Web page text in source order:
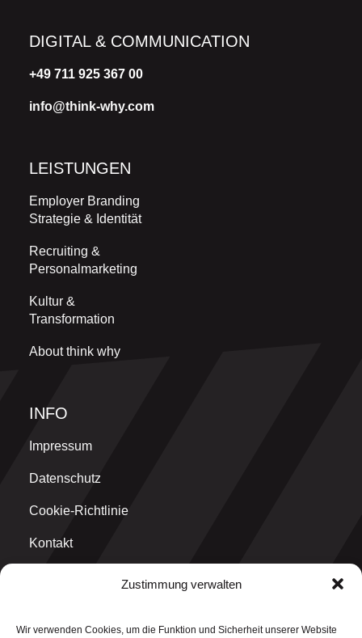
Zustimmung verwalten
Wir verwenden Cookies, um die Funktion und Sicherheit unserer Website
DIGITAL & COMMUNICATION
+49 711 925 367 00
info@think-why.com
LEISTUNGEN
Employer Branding
Strategie & Identität
Recruiting &
Personalmarketing
Kultur &
Transformation
About think why
INFO
Impressum
Datenschutz
Cookie-Richtlinie
Kontakt